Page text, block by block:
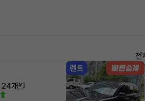
전
24개월
렌트